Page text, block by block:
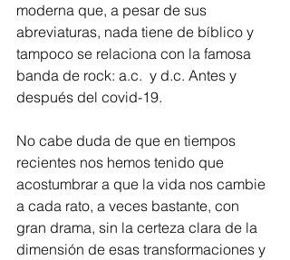
moderna que, a pesar de sus
abreviaturas, nada tiene de bíblico y
tampoco se relaciona con la famosa
banda de rock: a.c.  y d.c. Antes y
después del covid-19.
No cabe duda de que en tiempos
recientes nos hemos tenido que
acostumbrar a que la vida nos cambie
a cada rato, a veces bastante, con
gran drama, sin la certeza clara de la
dimensión de esas transformaciones y